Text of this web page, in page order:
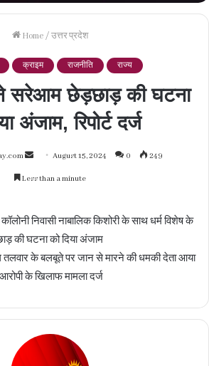
Home / उत्तर प्रदेश
क्राइम राजनीति राज्य
सरेआम छेड़छाड़ की घटना
अंजाम, रिपोर्ट दर्ज
Send August 15, 2024 0 249
Less than a minute
निवासी नाबालिक किशोरी के साथ धर्म विशेष के
की घटना को दिया अंजाम
तलवार के बलबूते पर जान से मारने की धमकी देता आया
के खिलाफ मामला दर्ज